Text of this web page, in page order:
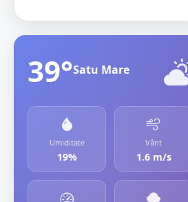
39°Satu Mare
Umiditate
19%
Vânt
1.6 m/s